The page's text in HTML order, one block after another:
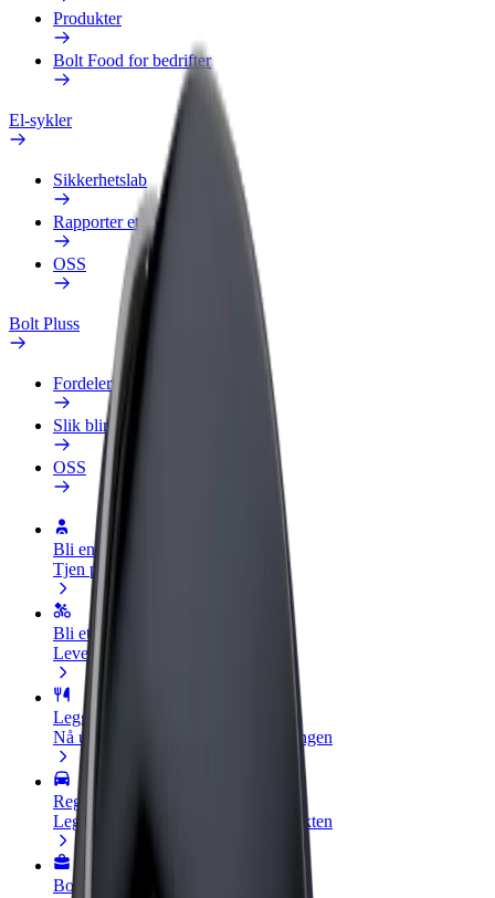
Produkter
Bolt Food for bedrifter
El-sykler
Sikkerhetslab
Rapporter et problem
OSS
Bolt Pluss
Fordeler
Slik blir du med
OSS
Bli en sjåfør
Tjen penger på egne vilkår
Bli et leveringsbud
Lever mat og få betalt ukentlig
Legg til en restaurant eller butikk
Nå ut til flere kunder og øk inntjeningen
Registrer deg som flåteeier
Legg til flåten din i Bolt og øk inntekten
Bolt for Business